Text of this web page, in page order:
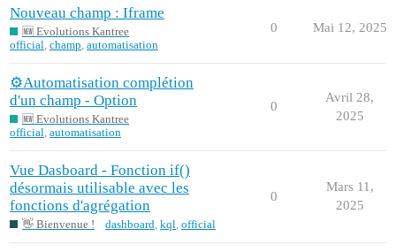
Nouveau champ : Iframe
🆕 Evolutions Kantree
official, champ, automatisation
0 Mai 12, 2025
⚙️Automatisation complétion
d'un champ - Option
🆕 Evolutions Kantree
official, automatisation
0
Avril 28,
2025
Vue Dasboard - Fonction if()
désormais utilisable avec les
fonctions d'agrégation
👋 Bienvenue ! dashboard, kql, official
0
Mars 11,
2025